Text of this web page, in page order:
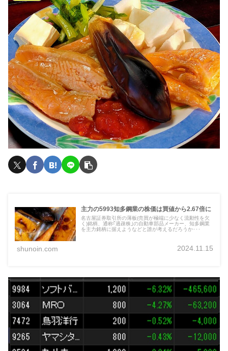
主力の5993知多鋼業の株価は買値から2.67倍に
名古屋証券取引所の薄板(売買が極端に少なく流動性を欠
く)銘柄、通称｢過疎株｣の自動車部品メーカー、知多鋼業
を主力銘柄に据えようなどと誰が考えるだろうか･･･
shunoin.com 2024.11.15